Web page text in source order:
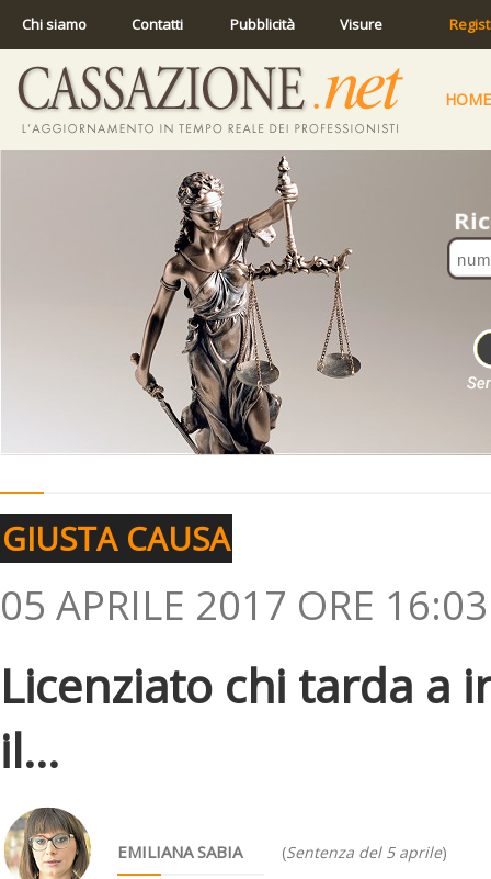
Chi siamo Contatti Pubblicità Visure
HOME
GIUSTA CAUSA
05 APRILE 2017 ORE 16:03
Licenziato chi tarda a
il...
EMILIANA SABIA (Sentenza del 5 aprile)